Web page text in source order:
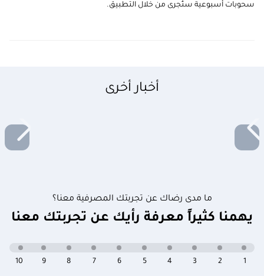
سحوبات أسبوعية ستُجرى من خلال التطبيق.
أخبار أخرى
ما مدى رضاك عن تجربتك المصرفية معنا؟
يهمنا كثيراً معرفة رأيك عن تجربتك معنا
10 9 8 7 6 5 4 3 2 1